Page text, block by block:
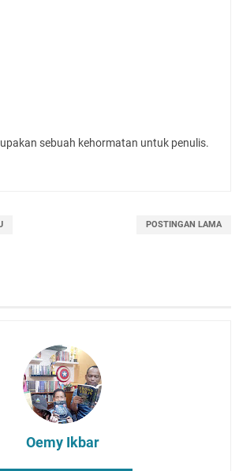
sebuah kehormatan untuk penulis.
POSTINGAN LAMA
Oemy Ikbar